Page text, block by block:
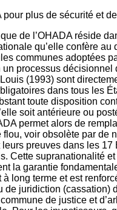
pour plus de sécurité et
de l’OHADA réside
qu’elle confère au
communes adoptées
un processus décisionnel
(1993) sont
dans tous les
toute disposition
soit antérieure ou
permet alors de
flou, voir obsolète par de
preuves dans les 17
Cette supranationalité et
la garantie
à long terme et est
de juridiction (cassation)
de justice et